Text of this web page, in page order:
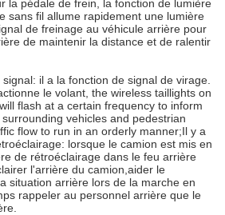
la pédale de frein, la fonction de lumière
sans fil allume rapidement une lumière
de freinage au véhicule arrière pour
de maintenir la distance et de ralentir
il a la fonction de signal de virage.
le volant, the wireless taillights on
flash at a certain frequency to inform
vehicles and pedestrian
flow to run in an orderly manner;Il y a
lorsque le camion est mis en
de rétroéclairage dans le feu arrière
l'arrière du camion,aider le
situation arrière lors de la marche en
rappeler au personnel arrière que le